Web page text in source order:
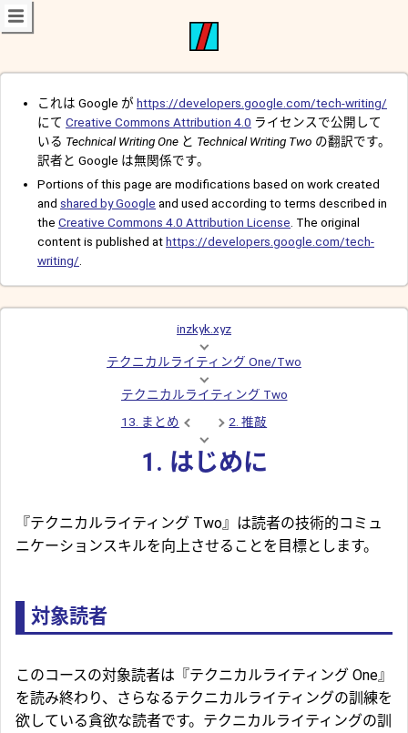
これは Google が https://developers.google.com/tech-writing/
にて Creative Commons Attribution 4.0 ライセンスで公開して
いる Technical Writing One と Technical Writing Two の翻訳です。
訳者と Google は無関係です。
Portions of this page are modifications based on work created
and shared by Google and used according to terms described in
the Creative Commons 4.0 Attribution License . The original
content is published athttps://developers.google.com/tech-
writing/
inzkyk.xyz
テクニカルライティング One/Two
テクニカルライティング Two
13. まとめ
2. 推敲
1. はじめに
『テクニカルライティング Two』は読者の技術的コミュ
ニケーションスキルを向上させることを目標とします。
対象読者
このコースの対象読者は『テクニカルライティング One』
を読み終わり、さらなるテクニカルライティングの訓練を
欲している貪欲な読者です。テクニカルライティングの訓